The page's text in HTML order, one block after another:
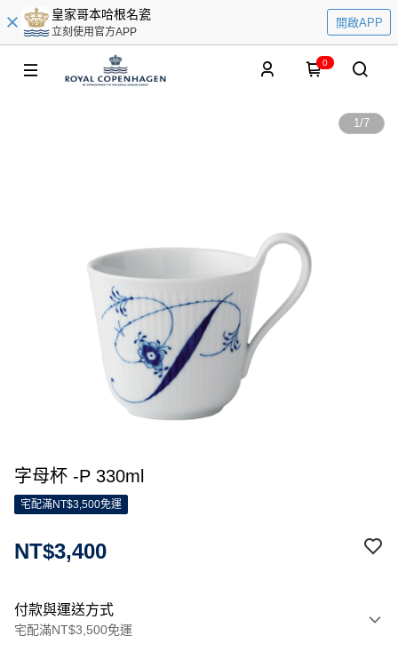
皇家哥本哈根名瓷
立刻使用官方APP
開啟APP
0
1/7
字母杯 -P 330ml
宅配滿NT$3,500免運
NT$3,400
付款與運送方式
宅配滿NT$3,500免運